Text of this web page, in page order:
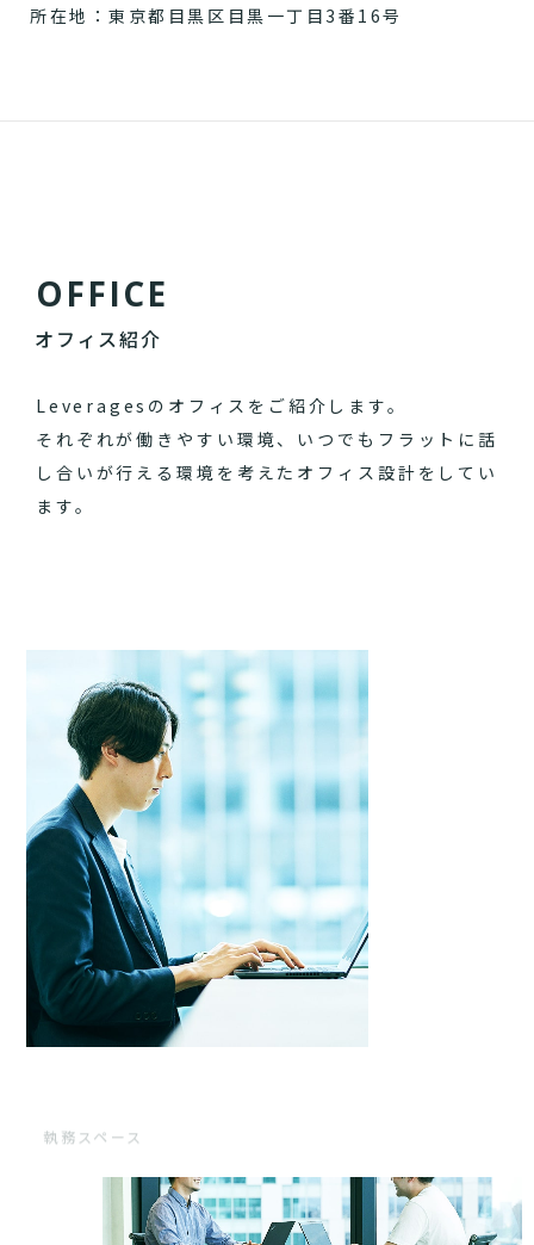
所在地：東京都目黒区目黒一丁目3番16号
OFFICE
オフィス紹介
Leveragesのオフィスをご紹介します。
それぞれが働きやすい環境、いつでもフラットに話
し合いが行える環境を考えたオフィス設計をしてい
ます。
執務スペース